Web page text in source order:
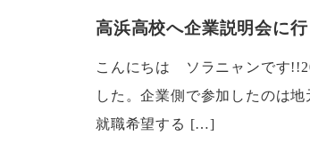
高浜高校へ企業説明会に
こんにちは ソラニャンです
した。企業側で参加したのは
就職希望する […]